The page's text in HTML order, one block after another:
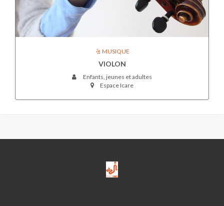
MUSIQUE
VIOLON
Enfants, jeunes et adultes
Espace Icare
ESPACE
ICARE-